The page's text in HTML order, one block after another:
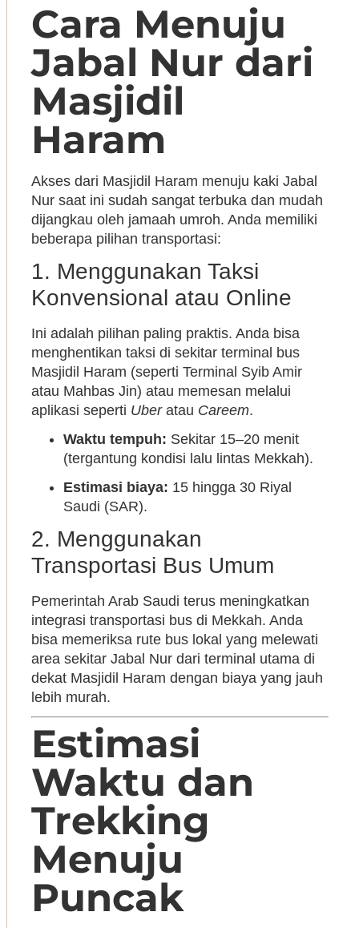
Cara Menuju
Jabal Nur dari
Masjidil
Haram
Akses dari Masjidil Haram menuju kaki Jabal
Nur saat ini sudah sangat terbuka dan mudah
dijangkau oleh jamaah umroh. Anda memiliki
beberapa pilihan transportasi:
1. Menggunakan Taksi
Konvensional atau Online
Ini adalah pilihan paling praktis. Anda bisa
menghentikan taksi di sekitar terminal bus
Masjidil Haram (seperti Terminal Syib Amir
atau Mahbas Jin) atau memesan melalui
aplikasi seperti Uberatau Careem.
Waktu tempuh: Sekitar 15–20 menit
(tergantung kondisi lalu lintas Mekkah).
Estimasi biaya: 15 hingga 30 Riyal
Saudi (SAR).
2. Menggunakan
Transportasi Bus Umum
Pemerintah Arab Saudi terus meningkatkan
integrasi transportasi bus di Mekkah. Anda
bisa memeriksa rute bus lokal yang melewati
area sekitar Jabal Nur dari terminal utama di
dekat Masjidil Haram dengan biaya yang jauh
lebih murah.
Estimasi
Waktu dan
Trekking
Menuju
Puncak